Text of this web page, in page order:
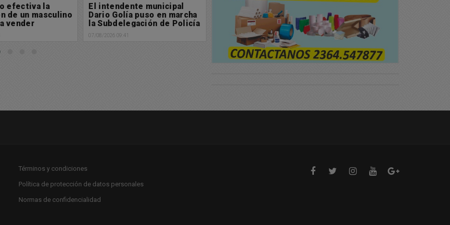
municipal
puso en marcha
de Policía
Chacabuco
Búsqueda de paradero:
Buscamos a Manuel Cabral
06/08/2026 13:29
Alerta Metereológico: Se
esperan fuertes tormentas
para las próximas horas
05/08/2026 20:54
Alerta Metereológico: Se
esperan fuertes
para las próximas horas
05/08/2026 20:51
Términos y condiciones
Política de protección de datos personales
Normas de confidencialidad